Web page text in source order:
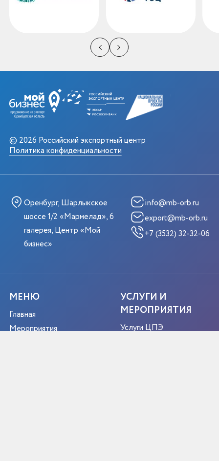
© 2026 Российский экспортный центр
Политика конфиденциальности
Оренбург, Шарлыкское
шоссе 1/2 «Мармелад», 6
галерея, Центр «Мой
бизнес»
info@mb-orb.ru
export@mb-orb.ru
+7 (3532) 32-32-06
МЕНЮ
Главная
Мероприятия
УСЛУГИ И
МЕРОПРИЯТИЯ
Услуги ЦПЭ